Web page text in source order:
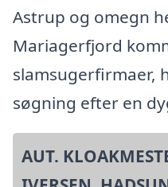
Astrup og omegn
Mariagerfjord
slamsugerfirmaer,
søgning efter en
AUT.